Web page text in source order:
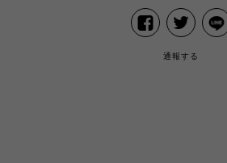
通報する